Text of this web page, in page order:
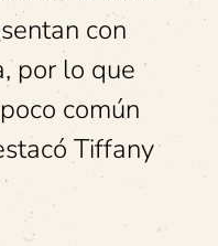
con
por lo que
común
Tiffany